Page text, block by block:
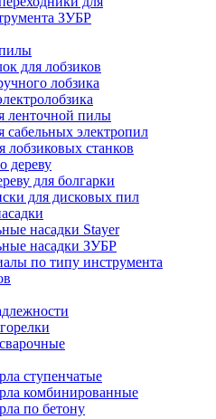
ЗУБР
для лобзиков
лобзика
ленточной пилы
сабельных электропил
лобзиковых станков
дереву
для болгарки
для дисковых пил
насадки Stayer
насадки ЗУБР
по типу инструмента
ступенчатые
комбинированные
по бетону